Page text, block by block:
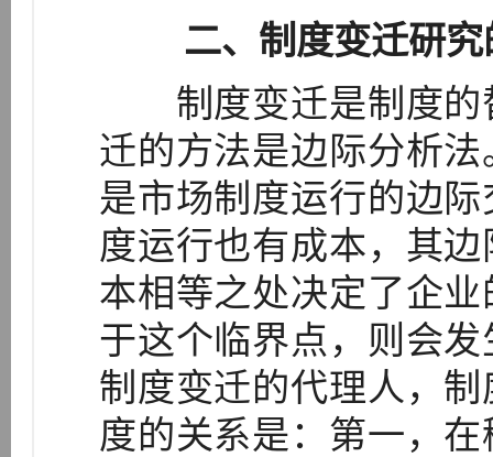
二、制度变迁研
制度变迁是制度的
迁的方法是边际分析
是市场制度运行的边
度运行也有成本，其
本相等之处决定了企
于这个临界点，则会
制度变迁的代理人，
度的关系是：第一，